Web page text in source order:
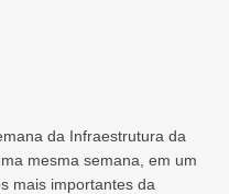
da Infraestrutura da
mesma semana, em um
mais importantes da